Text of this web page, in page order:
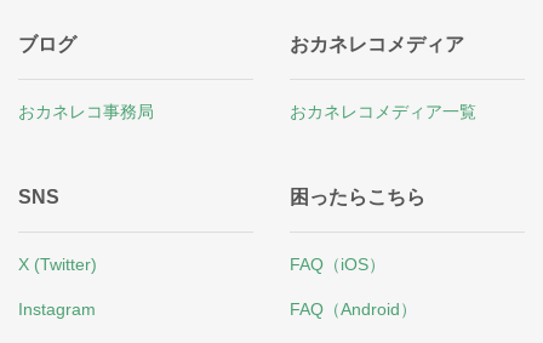
ブログ
おカネレコ事務局
おカネレコメディア
おカネレコメディア一覧
SNS
X (Twitter)
Instagram
困ったらこちら
FAQ（iOS）
FAQ（Android）